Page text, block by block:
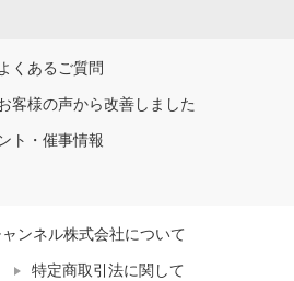
くあるご質問
客様の声から改善しました
ト・催事情報
ンネル株式会社について
特定商取引法に関して